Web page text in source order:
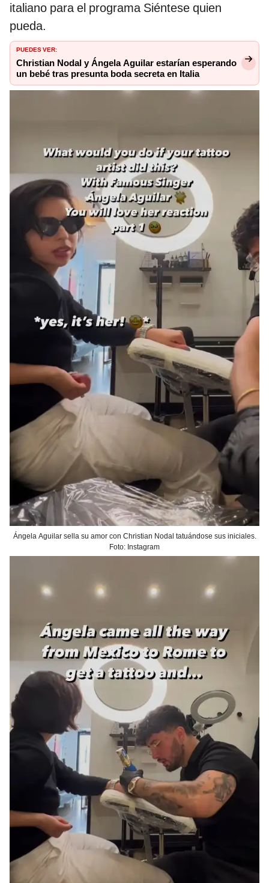
italiano para el programa Siéntese quien
pueda.
PUEDES VER:
Christian Nodal y Ángela Aguilar estarían esperando
un bebé tras presunta boda secreta en Italia
Ángela Aguilar sella su amor con Christian Nodal tatuándose sus iniciales.
Foto: Instagram